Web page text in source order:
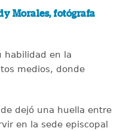
Morales, fotógrafa
habilidad en la
medios, donde
dejó una huella entre
en la sede episcopal